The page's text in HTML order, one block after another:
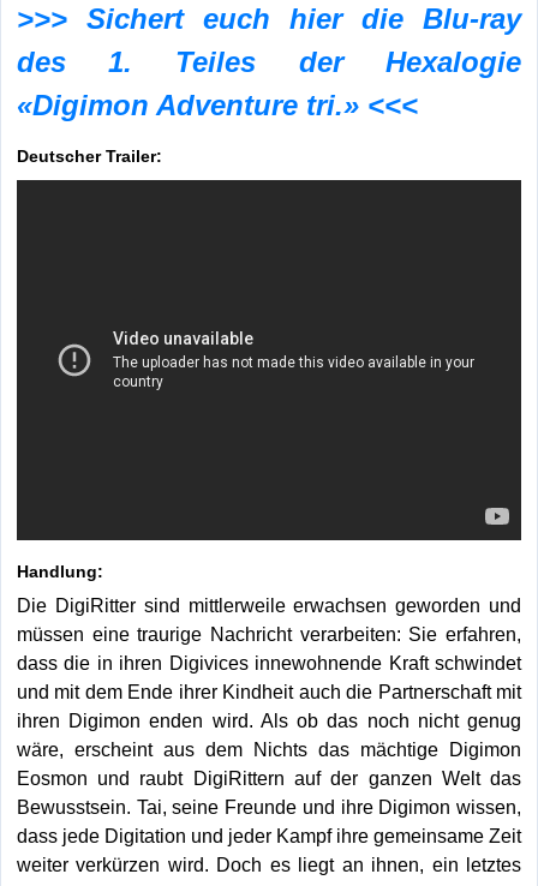
>>> Sichert euch hier die Blu-ray
des 1. Teiles der Hexalogie
«Digimon Adventure tri.» <<<
Deutscher Trailer:
Handlung:
Die DigiRitter sind mittlerweile erwachsen geworden und
müssen eine traurige Nachricht verarbeiten: Sie erfahren,
dass die in ihren Digivices innewohnende Kraft schwindet
und mit dem Ende ihrer Kindheit auch die Partnerschaft mit
ihren Digimon enden wird. Als ob das noch nicht genug
wäre, erscheint aus dem Nichts das mächtige Digimon
Eosmon und raubt DigiRittern auf der ganzen Welt das
Bewusstsein. Tai, seine Freunde und ihre Digimon wissen,
dass jede Digitation und jeder Kampf ihre gemeinsame Zeit
weiter verkürzen wird. Doch es liegt an ihnen, ein letztes